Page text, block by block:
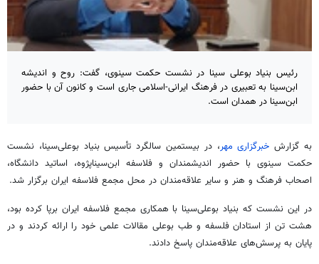
رئیس بنیاد بوعلی سینا در نشست حکمت سینوی، گفت: روح و اندیشه
ابن‌سینا به تعبیری در فرهنگ ایرانی-اسلامی جاری است و کانون آن با حضور
ابن‌سینا در همدان است.
به گزارش خبرگزاری مهر، در بیستمین سالگرد تأسیس بنیاد بوعلی‌سینا، نشست
حکمت سینوی با حضور اندیشمندان و فلاسفه ابن‌سیناپژوه، اساتید دانشگاه،
اصحاب فرهنگ و هنر و سایر علاقه‌مندان در محل مجمع فلاسفه ایران برگزار شد.
در این نشست که بنیاد بوعلی‌سینا با همکاری مجمع فلاسفه ایران برپا کرده بود،
هشت تن از استادان فلسفه و طب بوعلی مقالات علمی خود را ارائه کردند و در
پایان به پرسش‌های علاقه‌مندان پاسخ دادند.